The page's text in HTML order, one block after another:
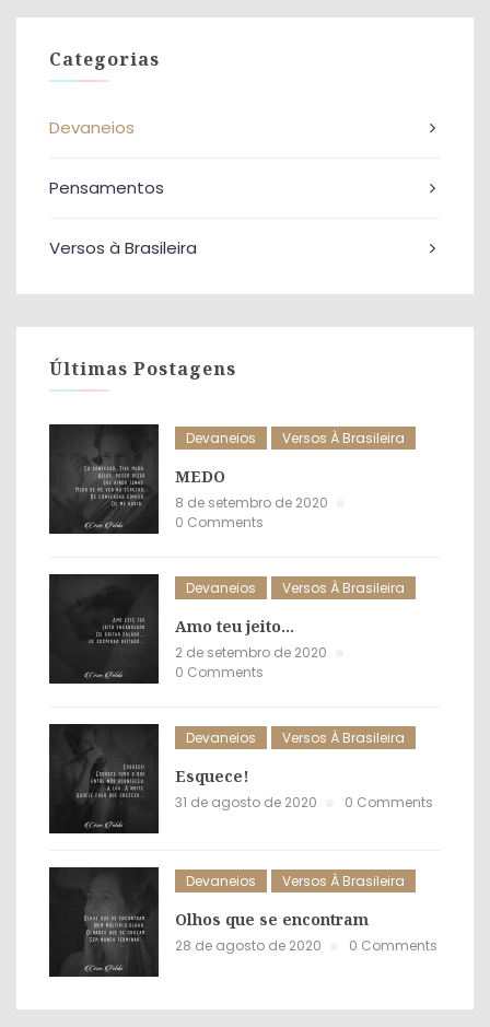
Categorias
Devaneios
Pensamentos
Versos à Brasileira
Últimas Postagens
Devaneios Versos À Brasileira
MEDO
8 de setembro de 2020
0 Comments
Devaneios Versos À Brasileira
Amo teu jeito…
2 de setembro de 2020
0 Comments
Devaneios Versos À Brasileira
Esquece!
31 de agosto de 2020 0 Comments
Devaneios Versos À Brasileira
Olhos que se encontram
28 de agosto de 2020 0 Comments